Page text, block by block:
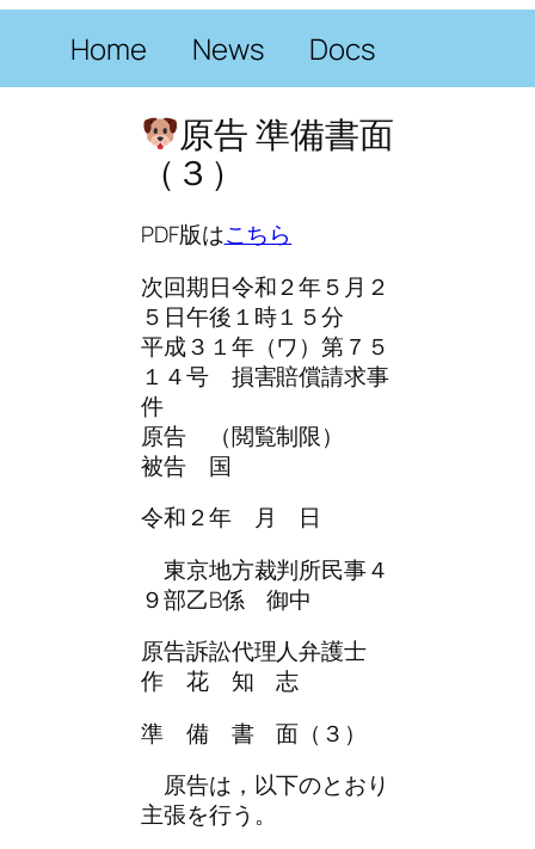
を
Home News Docs
原告 準備書面
（３）
PDF版はこちら
次回期日令和２年５月２
５日午後１時１５分
平成３１年（ワ）第７５
１４号 損害賠償請求事
件
原告 （閲覧制限）
被告 国
令和２年 月 日
東京地方裁判所民事４
９部乙B係 御中
原告訴訟代理人弁護士
作 花 知 志
準 備 書 面（３）
原告は，以下のとおり
主張を行う。